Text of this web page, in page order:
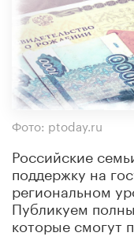
Фото: ptoday.ru
Российские
поддержку на
региональном
Публикуем
которые смогут